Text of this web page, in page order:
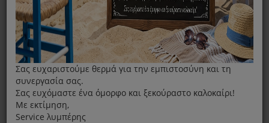
Σας ευχαριστούμε θερμά για την εμπιστοσύνη και τη
συνεργασία σας.
Σας ευχόμαστε ένα όμορφο και ξεκούραστο καλοκαίρι!
Με εκτίμηση,
Service λυμπέρης